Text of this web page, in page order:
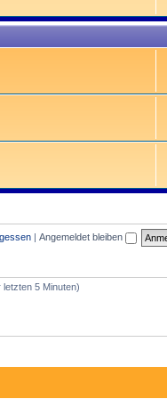
| Angemeldet bleiben
5 Minuten)